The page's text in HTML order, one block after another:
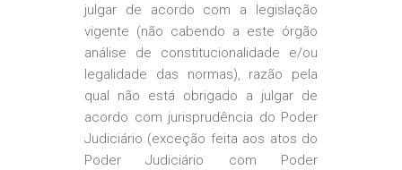
julgar de acordo com a legislação
vigente (não cabendo a este órgão
análise de constitucionalidade e/ou
legalidade das normas), razão pela
qual não está obrigado a julgar de
acordo com jurisprudência do Poder
Judiciário (exceção feita aos atos do
Poder Judiciário com Poder